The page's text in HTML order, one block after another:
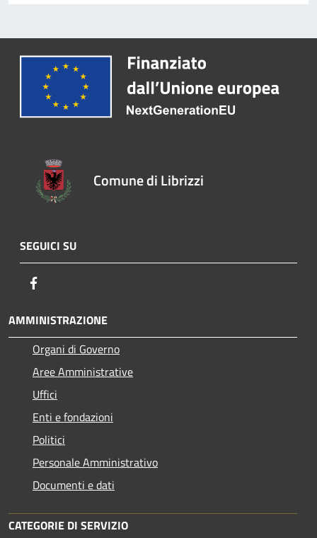
Comune di Librizzi
SEGUICI SU
AMMINISTRAZIONE
Organi di Governo
Aree Amministrative
Uffici
Enti e fondazioni
Politici
Personale Amministrativo
Documenti e dati
CATEGORIE DI SERVIZIO